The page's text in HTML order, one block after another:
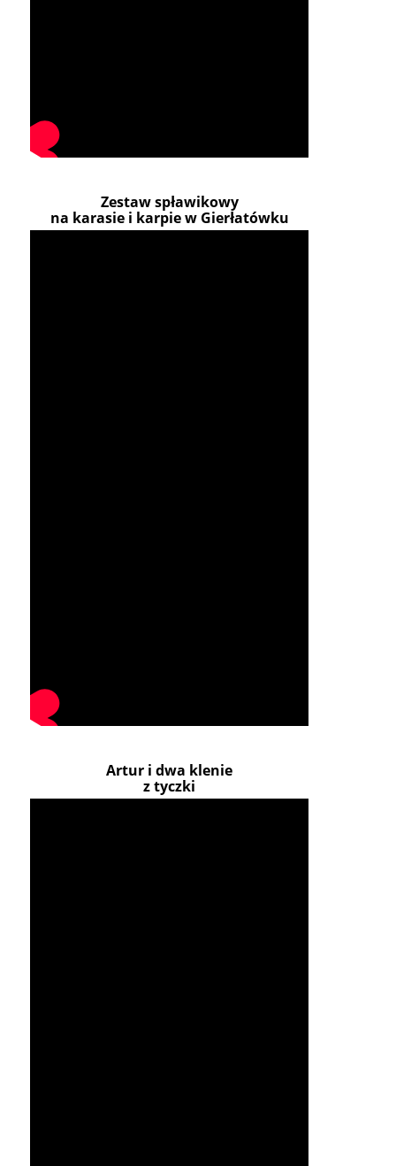
Zestaw spławikowy
na karasie i karpie w Gierłatówku
Artur i dwa klenie
z tyczki